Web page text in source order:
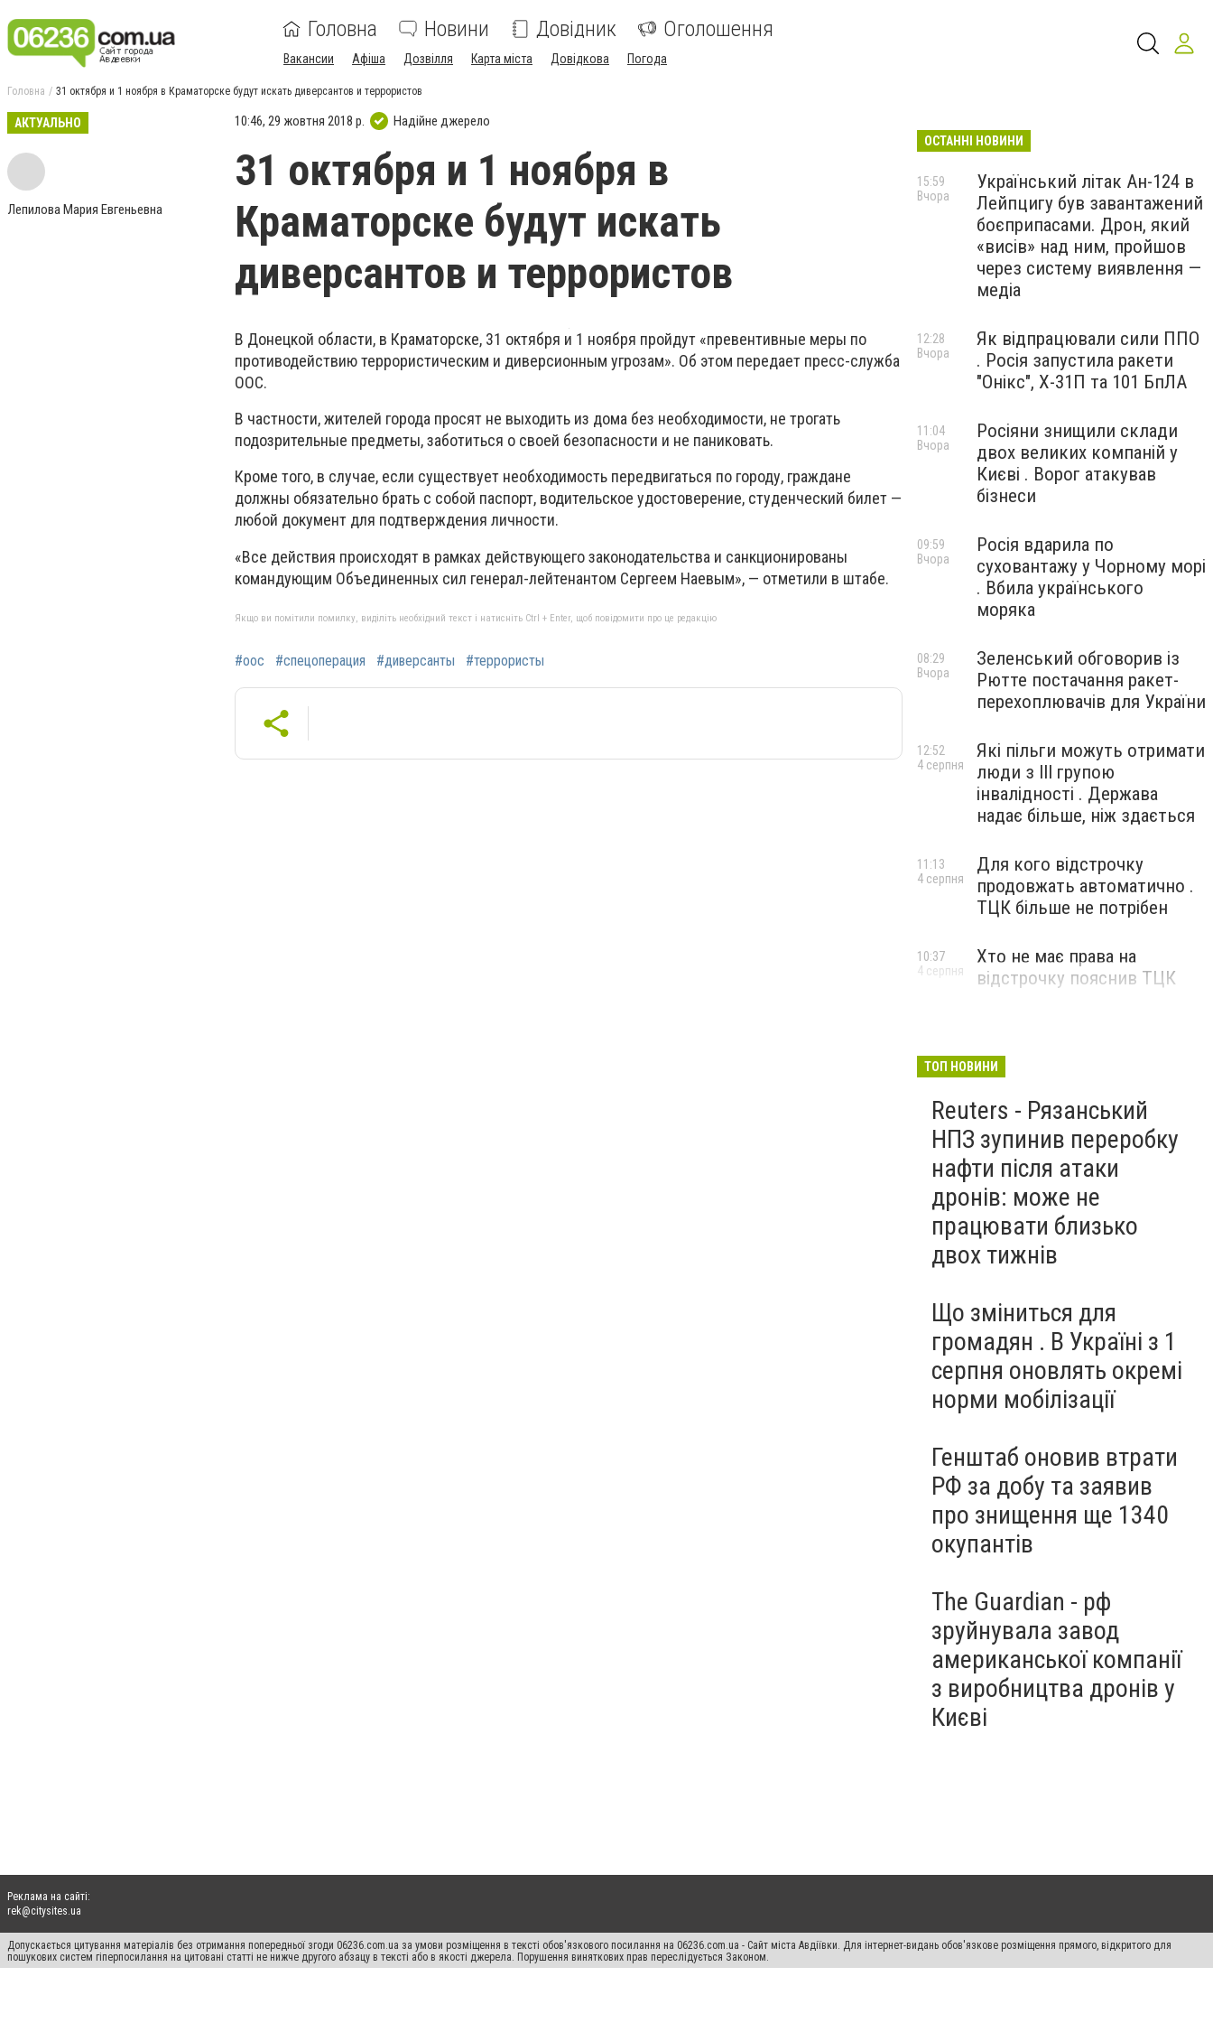
Головна Новини Довідник Оголошення
Вакансии Афіша Дозвілля Карта міста Довідкова Погода
Головна 31 октября и 1 ноября в Краматорске будут искать диверсантов и террористов
АКТУАЛЬНО
Лепилова Мария Евгеньевна
10:46, 29 жовтня 2018 р. Надійне джерело
31 октября и 1 ноября в
Краматорске будут искать
диверсантов и террористов
В Донецкой области, в Краматорске, 31 октября и 1 ноября пройдут «превентивные меры по
противодействию террористическим и диверсионным угрозам». Об этом передает пресс-служба
ООС.
В частности, жителей города просят не выходить из дома без необходимости, не трогать
подозрительные предметы, заботиться о своей безопасности и не паниковать.
Кроме того, в случае, если существует необходимость передвигаться по городу, граждане
должны обязательно брать с собой паспорт, водительское удостоверение, студенческий билет —
любой документ для подтверждения личности.
«Все действия происходят в рамках действующего законодательства и санкционированы
командующим Объединенных сил генерал-лейтенантом Сергеем Наевым», — отметили в штабе.
Якщо ви помітили помилку, виділіть необхідний текст і натисніть Ctrl + Enter, щоб повідомити про це редакцію
#оос #спецоперация #диверсанты #террористы
ОСТАННІ НОВИНИ
Український літак Ан-124 в
Лейпцигу був завантажений
боєприпасами. Дрон, який
«висів» над ним, пройшов
через систему виявлення —
медіа
15:59
Вчора
Як відпрацювали сили ППО
. Росія запустила ракети
"Онікс", Х-31П та 101 БпЛА
12:28
Вчора
Росіяни знищили склади
двох великих компаній у
Києві . Ворог атакував
бізнеси
11:04
Вчора
Росія вдарила по
суховантажу у Чорному морі
. Вбила українського
моряка
09:59
Вчора
Зеленський обговорив із
Рютте постачання ракет-
перехоплювачів для України
08:29
Вчора
Які пільги можуть отримати
люди з III групою
інвалідності . Держава
надає більше, ніж здається
12:52
4 серпня
Для кого відстрочку
продовжать автоматично .
ТЦК більше не потрібен
11:13
4 серпня
Хто не має права на
відстрочку пояснив ТЦК
10:37
4 серпня
ТОП НОВИНИ
Reuters - Рязанський
НПЗ зупинив переробку
нафти після атаки
дронів: може не
працювати близько
двох тижнів
Що зміниться для
громадян . В Україні з 1
серпня оновлять окремі
норми мобілізації
Генштаб оновив втрати
РФ за добу та заявив
про знищення ще 1340
окупантів
The Guardian - рф
зруйнувала завод
американської компанії
з виробництва дронів у
Києві
Реклама на сайті:
rek@citysites.ua
Допускається цитування матеріалів без отримання попередньої згоди 06236.com.ua за умови розміщення в тексті обов'язкового посилання на 06236.com.ua - Сайт міста Авдіївки. Для інтернет-видань обов'язкове розміщення прямого, відкритого для
пошукових систем гіперпосилання на цитовані статті не нижче другого абзацу в тексті або в якості джерела. Порушення виняткових прав переслідується Законом.